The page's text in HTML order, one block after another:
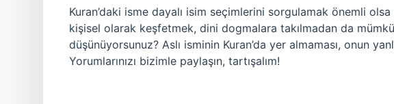
Kuran’daki isme dayalı isim seçimlerini sorgulamak önemli
kişisel olarak keşfetmek, dini dogmalara takılmadan da
düşünüyorsunuz? Aslı isminin Kuran’da yer almaması, onun
Yorumlarınızı bizimle paylaşın, tartışalım!